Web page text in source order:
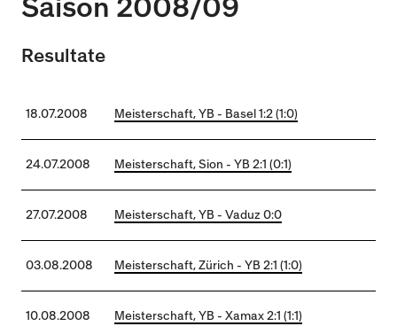
U15 - TOBE *
10:0
Nachwuchs Frauen
FU16 - Team AFF/FFV *
7:2
Wyler - FU14
1:0
* = Testspiel / (C) = Cupspiel
Saison 2008/09
Resultate
18.07.2008 Meisterschaft, YB - Basel 1:2 (1:0)
24.07.2008 Meisterschaft, Sion - YB 2:1 (0:1)
27.07.2008 Meisterschaft, YB - Vaduz 0:0
03.08.2008 Meisterschaft, Zürich - YB 2:1 (1:0)
10.08.2008 Meisterschaft, YB - Xamax 2:1 (1:1)